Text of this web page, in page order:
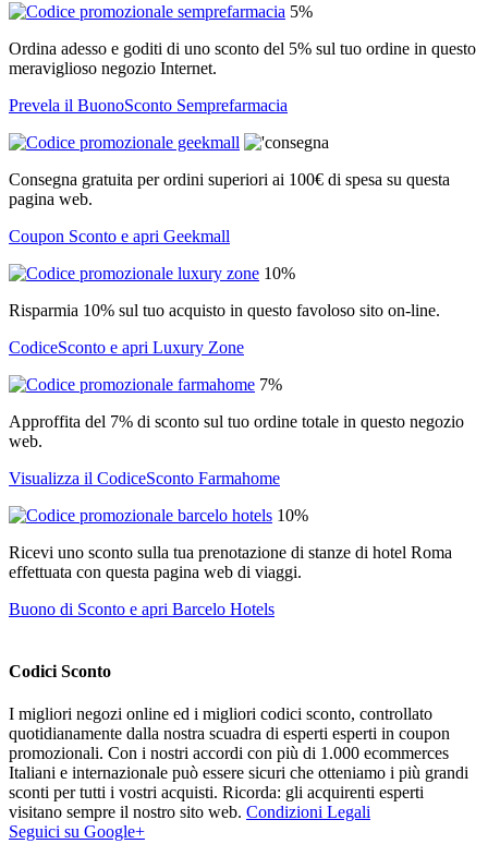
5%
Ordina adesso e goditi di uno sconto del 5% sul tuo ordine in questo
meraviglioso negozio Internet.
Prevela il BuonoSconto Semprefarmacia
Consegna gratuita per ordini superiori ai 100€ di spesa su questa
pagina web.
Coupon Sconto e apri Geekmall
10%
Risparmia 10% sul tuo acquisto in questo favoloso sito on-line.
CodiceSconto e apri Luxury Zone
7%
Approffita del 7% di sconto sul tuo ordine totale in questo negozio
web.
Visualizza il CodiceSconto Farmahome
10%
Ricevi uno sconto sulla tua prenotazione di stanze di hotel Roma
effettuata con questa pagina web di viaggi.
Buono di Sconto e apri Barcelo Hotels
Codici Sconto
I migliori negozi online ed i migliori codici sconto, controllato
quotidianamente dalla nostra scuadra di esperti esperti in coupon
promozionali. Con i nostri accordi con più di 1.000 ecommerces
Italiani e internazionale può essere sicuri che otteniamo i più grandi
sconti per tutti i vostri acquisti. Ricorda: gli acquirenti esperti
visitano sempre il nostro sito web. Condizioni Legali
Seguici su Google+